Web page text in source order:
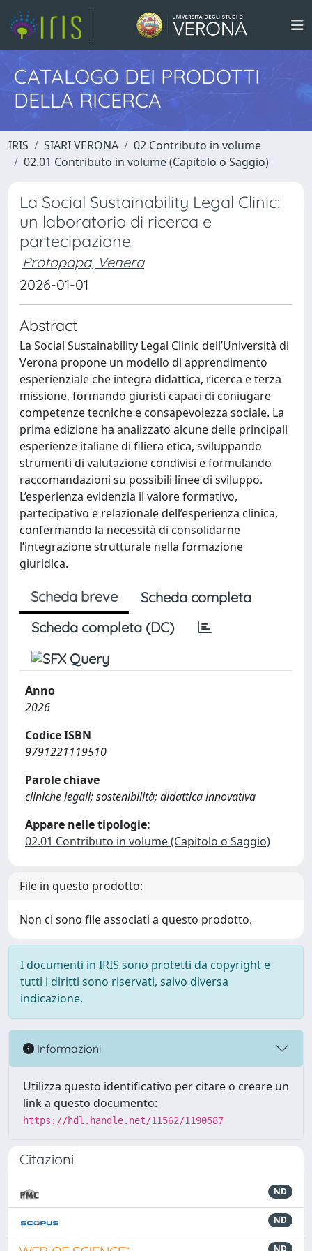
CATALOGO DEI PRODOTTI
DELLA RICERCA
IRIS SIARI VERONA
02 Contributo in volume
02.01 Contributo in volume (Capitolo o Saggio)
La Social Sustainability Legal Clinic:
un laboratorio di ricerca e
partecipazione
Protopapa, Venera
2026-01-01
Abstract
La Social Sustainability Legal Clinic dell’Università di
Verona propone un modello di apprendimento
esperienziale che integra didattica, ricerca e terza
missione, formando giuristi capaci di coniugare
competenze tecniche e consapevolezza sociale. La
prima edizione ha analizzato alcune delle principali
esperienze italiane di filiera etica, sviluppando
strumenti di valutazione condivisi e formulando
raccomandazioni su possibili linee di sviluppo.
L’esperienza evidenzia il valore formativo,
partecipativo e relazionale dell’esperienza clinica,
confermando la necessità di consolidarne
l’integrazione strutturale nella formazione
giuridica.
Scheda breve
Scheda completa
Scheda completa (DC)
Anno
2026
Codice ISBN
9791221119510
Parole chiave
cliniche legali; sostenibilità; didattica innovativa
Appare nelle tipologie:
02.01 Contributo in volume (Capitolo o Saggio)
File in questo prodotto:
Non ci sono file associati a questo prodotto.
I documenti in IRIS sono protetti da copyright e
tutti i diritti sono riservati, salvo diversa
indicazione.
Informazioni
Utilizza questo identificativo per citare o creare un
link a questo documento:
https://hdl.handle.net/11562/1190587
Citazioni
ND
ND